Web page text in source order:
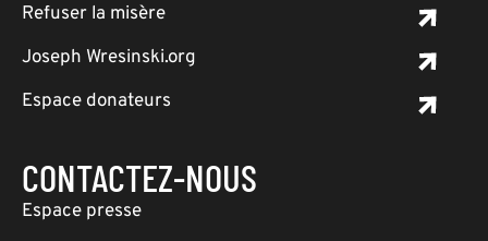
Refuser la misère
Joseph Wresinski.org
Espace donateurs
CONTACTEZ-NOUS
Espace presse